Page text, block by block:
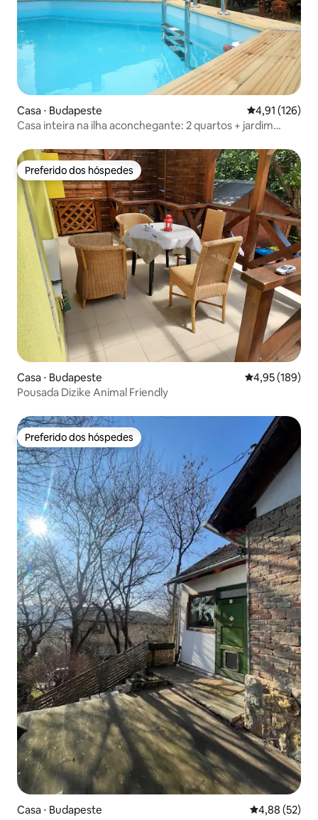
Casa ⋅ Budapeste 4,91 de uma
4,91 (126)
Casa inteira na ilha aconchegante: 2 quartos + jardim
Preferido dos hóspedes
Preferido dos hóspedes
Casa ⋅ Budapeste 4,95 de uma
4,95 (189)
Pousada Dizike Animal Friendly
Preferido dos hóspedes
Preferido dos hóspedes
Casa ⋅ Budapeste 4,88 de uma
4,88 (52)